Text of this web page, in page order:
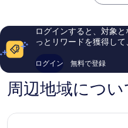
示
す
る
コ
1,042
件
口
コ
ログインすると、対象
っとリワードを獲得し
ログイン 無料で登録
周辺地域につい